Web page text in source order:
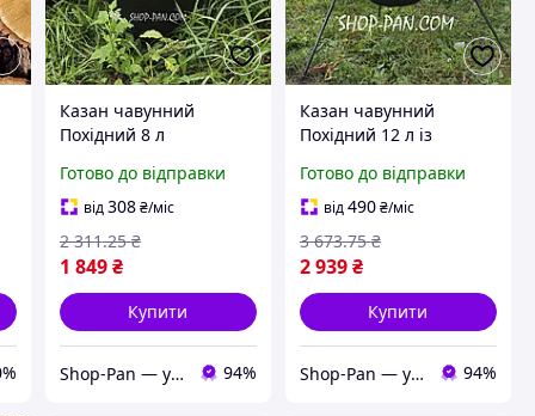
Казан чавунний
Похідний 8 л
Готово до відправки
від308 ₴/міс
1 849 ₴
2 311.25 ₴
Купити
Shop-Pan — усе для відпочинку, дому та натхнення! 94%
Казан чавунний
Похідний 12 л із
ніжка
Готово до відправки
від490₴/міс
2 939₴
3 673.75 ₴
Купити
Shop-Pan — усе для відпочинку, дому та натхнення! 94%